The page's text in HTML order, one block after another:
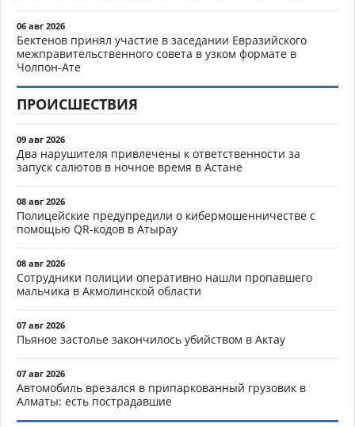
06 авг 2026
Бектенов принял участие в заседании Евразийского
межправительственного совета в узком формате в
Чолпон-Ате
ПРОИСШЕСТВИЯ
09 авг 2026
Два нарушителя привлечены к ответственности за
запуск салютов в ночное время в Астане
08 авг 2026
Полицейские предупредили о кибермошенничестве с
помощью QR-кодов в Атырау
08 авг 2026
Сотрудники полиции оперативно нашли пропавшего
мальчика в Акмолинской области
07 авг 2026
Пьяное застолье закончилось убийством в Актау
07 авг 2026
Автомобиль врезался в припаркованный грузовик в
Алматы: есть пострадавшие